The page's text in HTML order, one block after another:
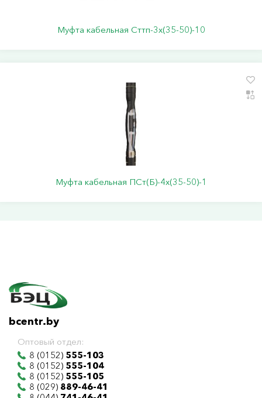
Муфта кабельная Сттп-3х(35-50)-10
Муфта кабельная ПСт(Б)-4х(35-50)-1
bcentr.by
Оптовый отдел:
8 (0152) 555-103
8 (0152) 555-104
8 (0152) 555-105
8 (029) 889-46-41